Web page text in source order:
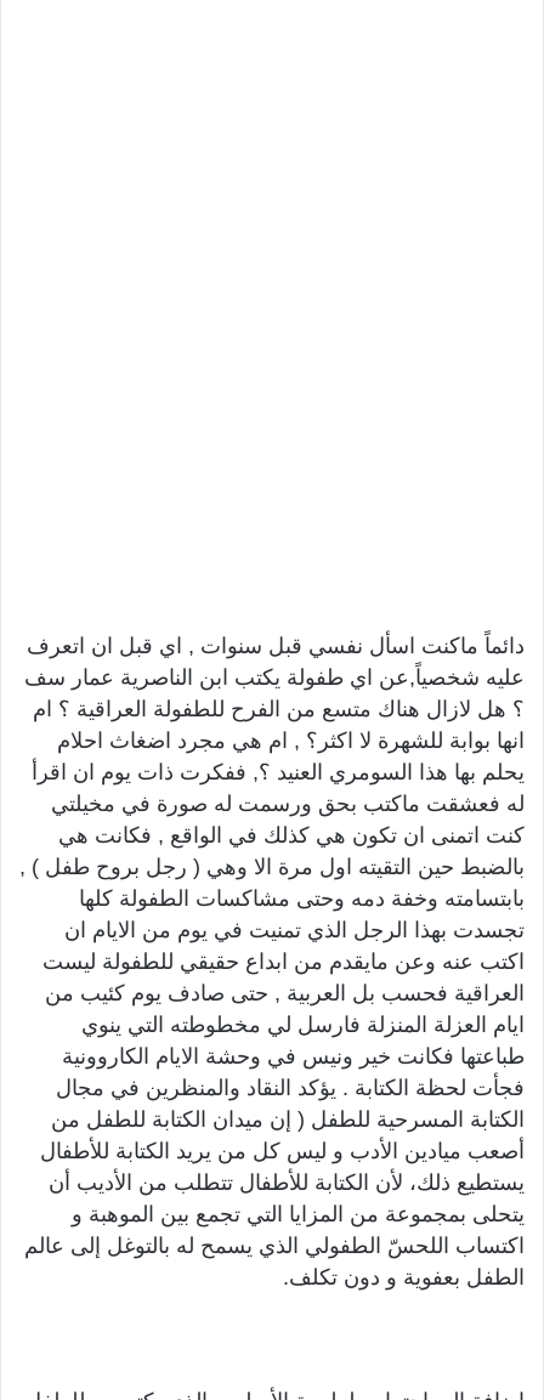
دائماً ماكنت اسأل نفسي قبل سنوات , اي قبل ان اتعرف
عليه شخصياً,عن اي طفولة يكتب ابن الناصرية عمار سف
؟ هل لازال هناك متسع من الفرح للطفولة العراقية ؟ ام
انها بوابة للشهرة لا اكثر؟ , ام هي مجرد اضغاث احلام
يحلم بها هذا السومري العنيد ؟, ففكرت ذات يوم ان اقرأ
له فعشقت ماكتب بحق ورسمت له صورة في مخيلتي
كنت اتمنى ان تكون هي كذلك في الواقع , فكانت هي
بالضبط حين التقيته اول مرة الا وهي ( رجل بروح طفل ) ,
بابتسامته وخفة دمه وحتى مشاكسات الطفولة كلها
تجسدت بهذا الرجل الذي تمنيت في يوم من الايام ان
اكتب عنه وعن مايقدم من ابداع حقيقي للطفولة ليست
العراقية فحسب بل العربية , حتى صادف يوم كئيب من
ايام العزلة المنزلة فارسل لي مخطوطته التي ينوي
طباعتها فكانت خير ونيس في وحشة الايام الكاروونية
فجأت لحظة الكتابة . يؤكد النقاد والمنظرين في مجال
الكتابة المسرحية للطفل ( إن ميدان الكتابة للطفل من
أصعب ميادين الأدب و ليس كل من يريد الكتابة للأطفال
يستطيع ذلك، لأن الكتابة للأطفال تتطلب من الأديب أن
يتحلى بمجموعة من المزايا التي تجمع بين الموهبة و
اكتساب اللحسّ الطفولي الذي يسمح له بالتوغل إلى عالم
الطفل بعفوية و دون تكلف.